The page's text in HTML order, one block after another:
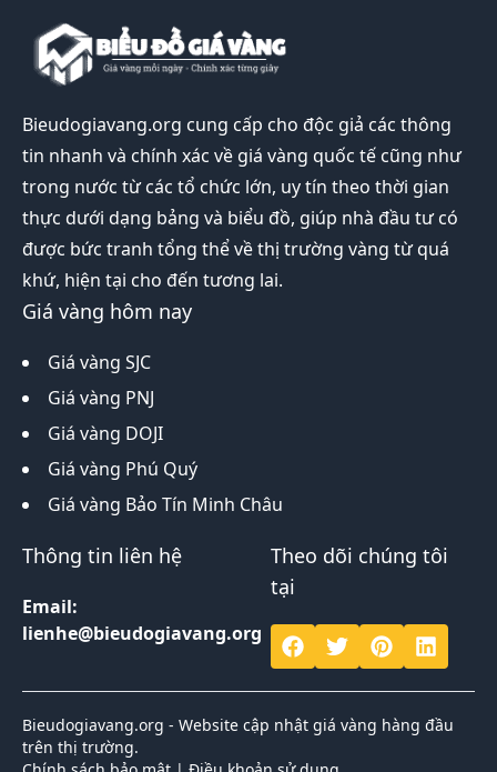
Bieudogiavang.org cung cấp cho độc giả các thông
tin nhanh và chính xác về giá vàng quốc tế cũng như
trong nước từ các tổ chức lớn, uy tín theo thời gian
thực dưới dạng bảng và biểu đồ, giúp nhà đầu tư có
được bức tranh tổng thể về thị trường vàng từ quá
khứ, hiện tại cho đến tương lai.
Giá vàng hôm nay
Giá vàng SJC
Giá vàng PNJ
Giá vàng DOJI
Giá vàng Phú Quý
Giá vàng Bảo Tín Minh Châu
Thông tin liên hệ
Email:
lienhe@bieudogiavang.org
Theo dõi chúng tôi
tại
Bieudogiavang.org - Website cập nhật giá vàng hàng đầu
trên thị trường.